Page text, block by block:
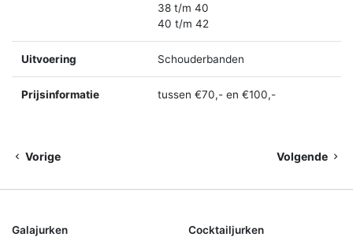
38 t/m 40
40 t/m 42
Uitvoering Schouderbanden
Prijsinformatie tussen €70,- en €100,-
Vorige Volgende
Galajurken Cocktailjurken